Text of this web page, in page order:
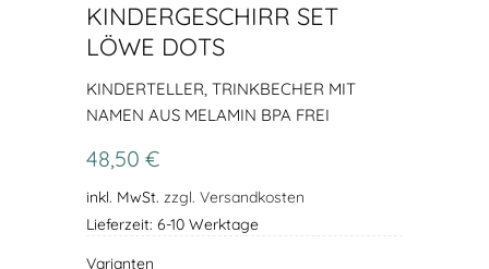
KINDERGESCHIRR SET
LÖWE DOTS
KINDERTELLER, TRINKBECHER MIT
NAMEN AUS MELAMIN BPA FREI
48,50 €
inkl. MwSt. zzgl. Versandkosten
Lieferzeit: 6-10 Werktage
Varianten